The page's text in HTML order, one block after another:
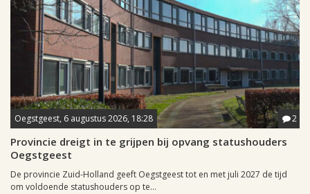
Oegstgeest, 6 augustus 2026, 18:28 2
Provincie dreigt in te grijpen bij opvang statushouders
Oegstgeest
De provincie Zuid-Holland geeft Oegstgeest tot en met juli 2027 de tijd
om voldoende statushouders op te...